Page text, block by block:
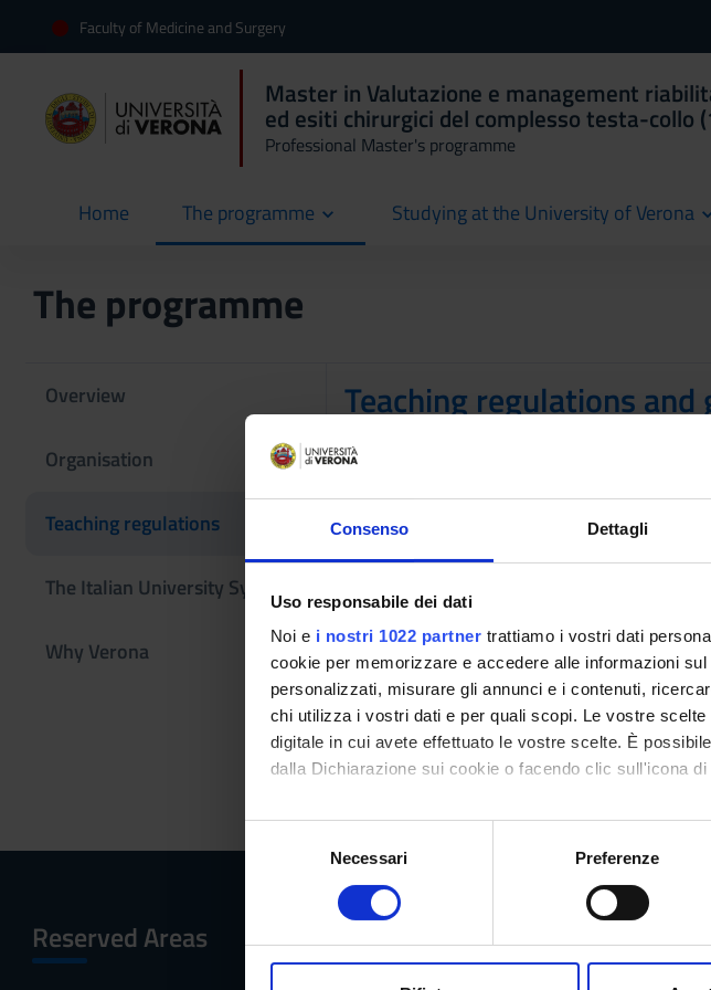
Consenso Dettagli
Uso responsabile dei dati
Noi e i nostri 1022 partner trattiamo i vostri dati
cookie per memorizzare e accedere alle informazioni
personalizzati, misurare gli annunci e i contenuti,
chi utilizza i vostri dati e per quali scopi. Le vostre
digitale in cui avete effettuato le vostre scelte. È
dalla Dichiarazione sui cookie o facendo clic sull'icona
Con il tuo consenso, vorremmo anche:
raccogliere informazioni sulla tua posizione
digitali).
modificare o ritirare il tuo consenso in qualsiasi
Necessari Preferenze
Faculty of Medicine and Surgery
Master in Valutazione e management
ed esiti chirurgici del complesso testa-collo
Professional Master's programme
Home
current The programme Studying at the University of Verona
The programme
Overview
Organisation
Teaching regulations
The Italian University System
Why Verona
Teaching regulations and
learning courses and guidelines
2022/2023
Other Rules
Student fees regulations
Link
Reserved Areas Menu